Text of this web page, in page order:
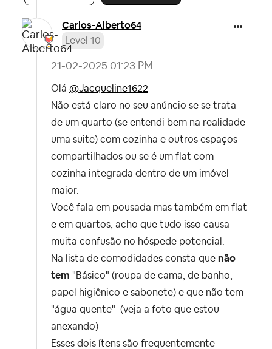
Carlos-Alberto64
Level 10
‎21-02-2025 01:23 PM
Olá @Jacqueline1622
Não está claro no seu anúncio se se trata
de um quarto (se entendi bem na realidade
uma suite) com cozinha e outros espaços
compartilhados ou se é um flat com
cozinha integrada dentro de um imóvel
maior.
Você fala em pousada mas também em flat
e em quartos, acho que tudo isso causa
muita confusão no hóspede potencial.
Na lista de comodidades consta que não
tem "Básico" (roupa de cama, de banho,
papel higiênico e sabonete) e que não tem
"água quente" (veja a foto que estou
anexando)
Esses dois ítens são frequentemente